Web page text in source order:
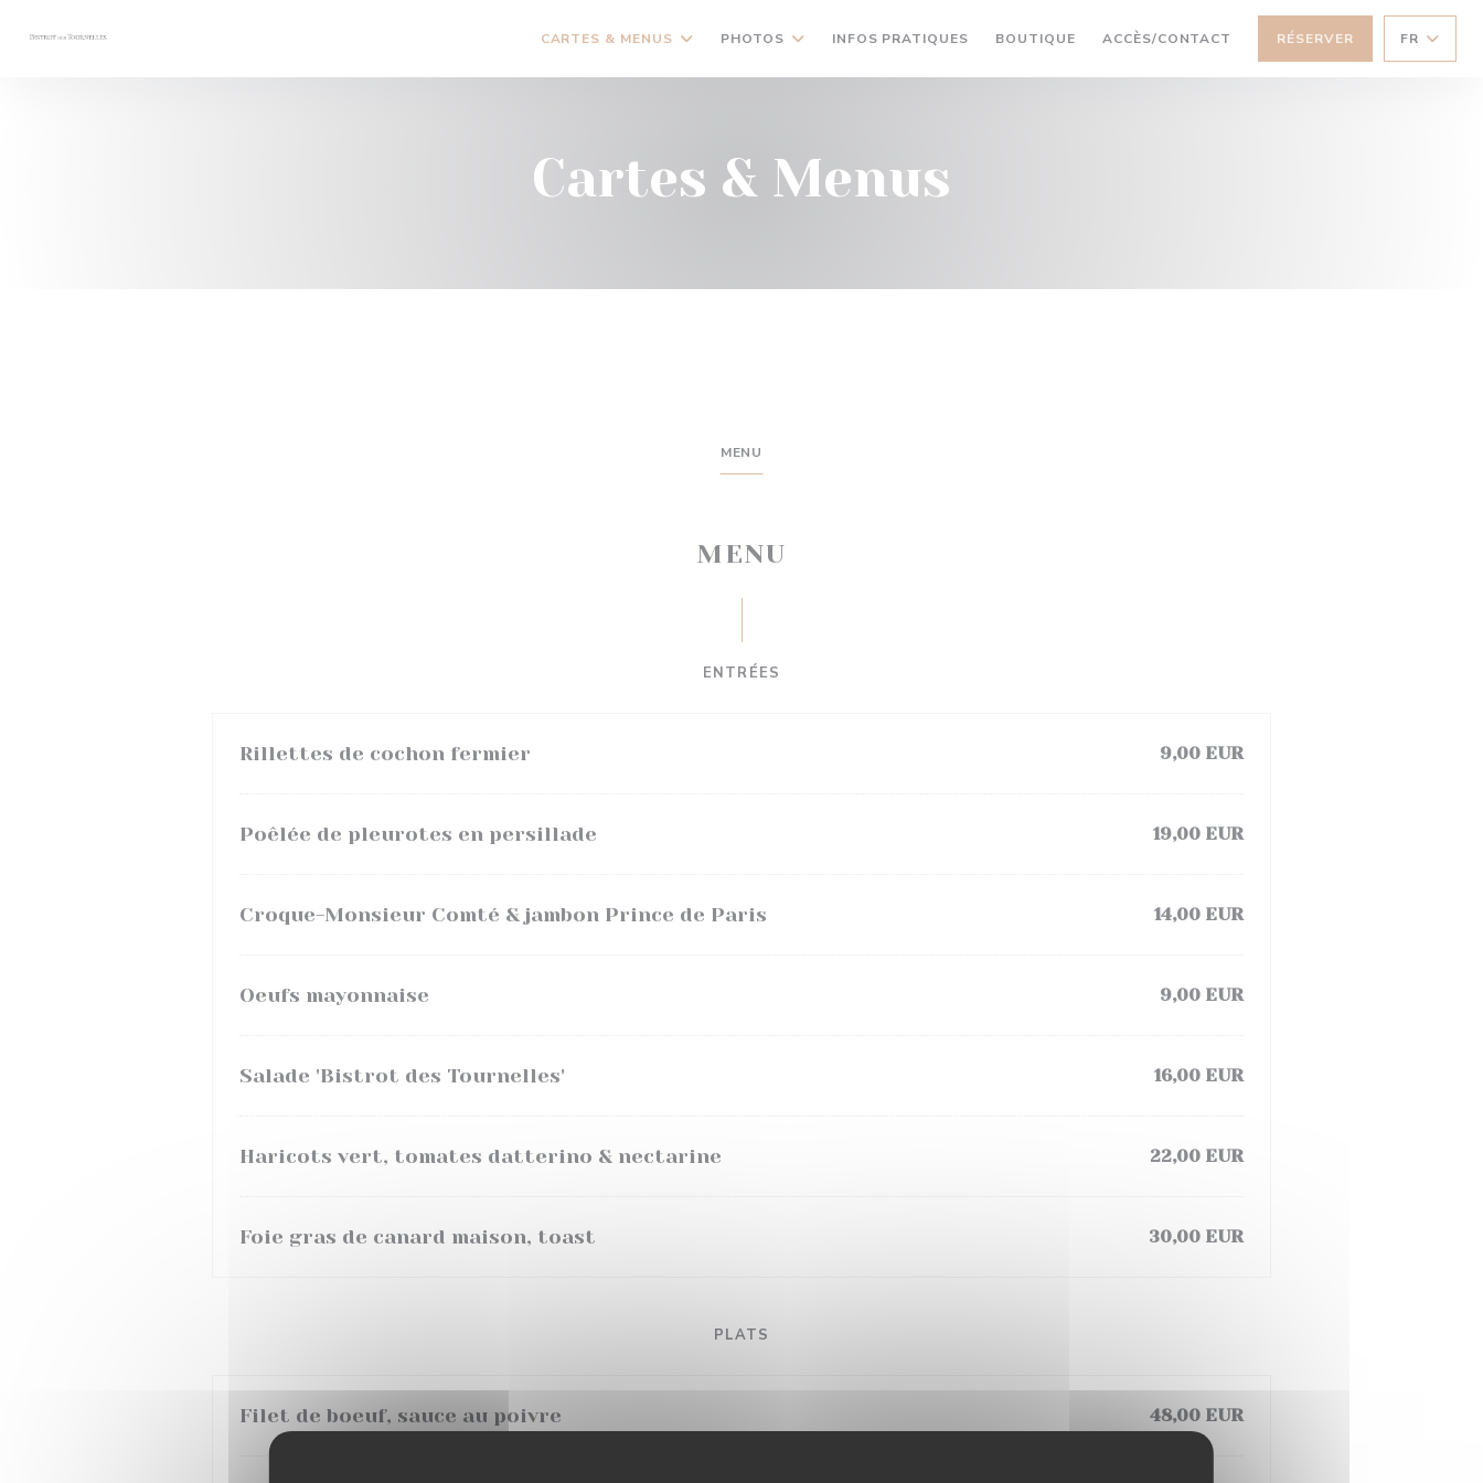
CARTES & MENUS PHOTOS INFOS PRATIQUES BOUTIQUE((OUVRE UNE NOUVELLE FENÊTRE))
ACCÈS/CONTACT RÉSERVER FR
Cartes & Menus
MENU
MENU
ENTRÉES
Rillettes de cochon fermier 9,00 EUR
Poêlée de pleurotes en persillade 19,00 EUR
Croque-Monsieur Comté & jambon Prince de Paris 14,00 EUR
Oeufs mayonnaise 9,00 EUR
Salade 'Bistrot des Tournelles' 16,00 EUR
Haricots vert, tomates datterino & nectarine 22,00 EUR
Foie gras de canard maison, toast 30,00 EUR
PLATS
Filet de boeuf, sauce au poivre 48,00 EUR